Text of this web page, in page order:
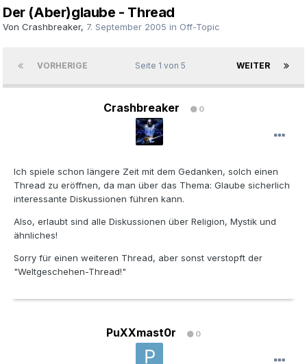
Der (Aber)glaube - Thread
Von Crashbreaker, 7. September 2005 in Off-Topic
VORHERIGE WEITER
Seite 1 von 5
Crashbreaker 0
Ich spiele schon längere Zeit mit dem Gedanken, solch einen
Thread zu eröffnen, da man über das Thema: Glaube sicherlich
interessante Diskussionen führen kann.
Also, erlaubt sind alle Diskussionen über Religion, Mystik und
ähnliches!
Sorry für einen weiteren Thread, aber sonst verstopft der
"Weltgeschehen-Thread!"
PuXXmast0r 0